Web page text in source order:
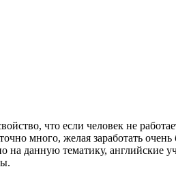
что если человек не
много, желая заработать
данную тематику, английские